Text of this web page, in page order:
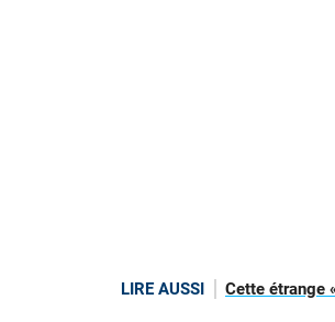
LIRE AUSSI Cette étrange